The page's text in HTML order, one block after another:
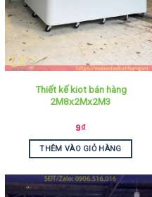
Thiết kế kiot bán hàng
2M8x2Mx2M3
9₫
THÊM VÀO GIỎ HÀNG